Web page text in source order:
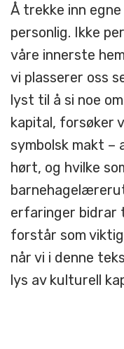
Å trekke inn
personlig. Ikke
våre innerste
vi plasserer oss
lyst til å si noe
kapital, forsøker
symbolsk makt –
hørt, og hvilke
erfaringer bidrar
forstår som
når vi i denne
lys av kulturell